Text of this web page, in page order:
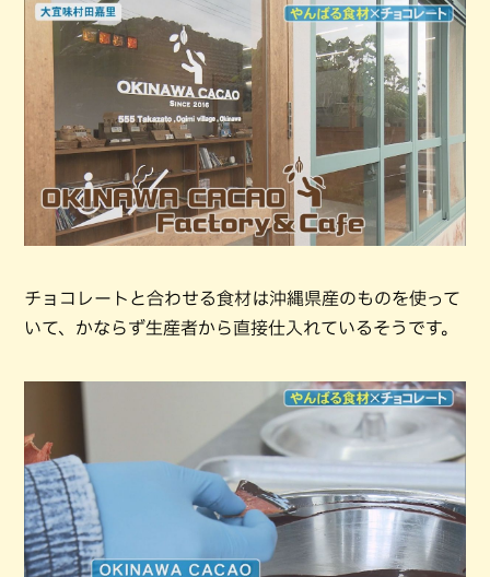
チョコレートと合わせる食材は沖縄県産のものを使って
いて、かならず生産者から直接仕入れているそうです。